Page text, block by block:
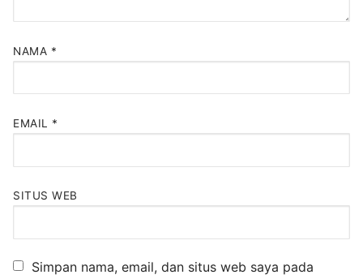
NAMA *
EMAIL *
SITUS WEB
Simpan nama, email, dan situs web saya pada